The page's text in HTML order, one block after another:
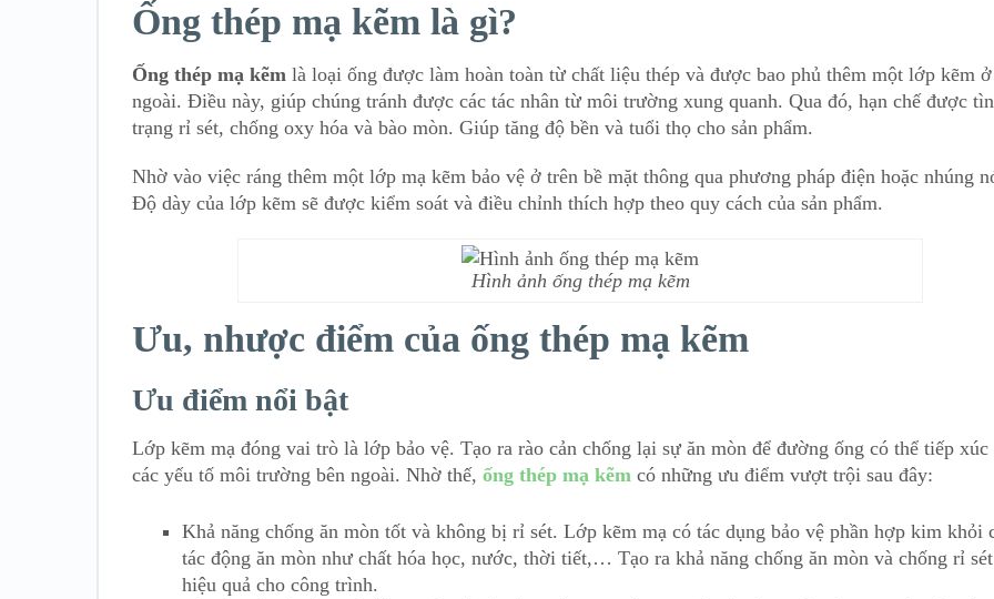
Ống thép mạ kẽm là gì?
Ống thép mạ kẽm là loại ống được làm hoàn toàn từ chất liệu thép và được bao phủ thêm một lớp kẽm
ngoài. Điều này, giúp chúng tránh được các tác nhân từ môi trường xung quanh. Qua đó, hạn chế được
trạng rỉ sét, chống oxy hóa và bào mòn. Giúp tăng độ bền và tuổi thọ cho sản phẩm.
Nhờ vào việc ráng thêm một lớp mạ kẽm bảo vệ ở trên bề mặt thông qua phương pháp điện hoặc nhúng
Độ dày của lớp kẽm sẽ được kiểm soát và điều chỉnh thích hợp theo quy cách của sản phẩm.
Hình ảnh ống thép mạ kẽm
Ưu, nhược điểm của ống thép mạ kẽm
Ưu điểm nổi bật
Lớp kẽm mạ đóng vai trò là lớp bảo vệ. Tạo ra rào cản chống lại sự ăn mòn để đường ống có thể tiếp
các yếu tố môi trường bên ngoài. Nhờ thế,ống thép mạ kẽm có những ưu điểm vượt trội sau đây:
Khả năng chống ăn mòn tốt và không bị rỉ sét. Lớp kẽm mạ có tác dụng bảo vệ phần hợp kim khỏi
tác động ăn mòn như chất hóa học, nước, thời tiết,… Tạo ra khả năng chống ăn mòn và chống rỉ sét
hiệu quả cho công trình.